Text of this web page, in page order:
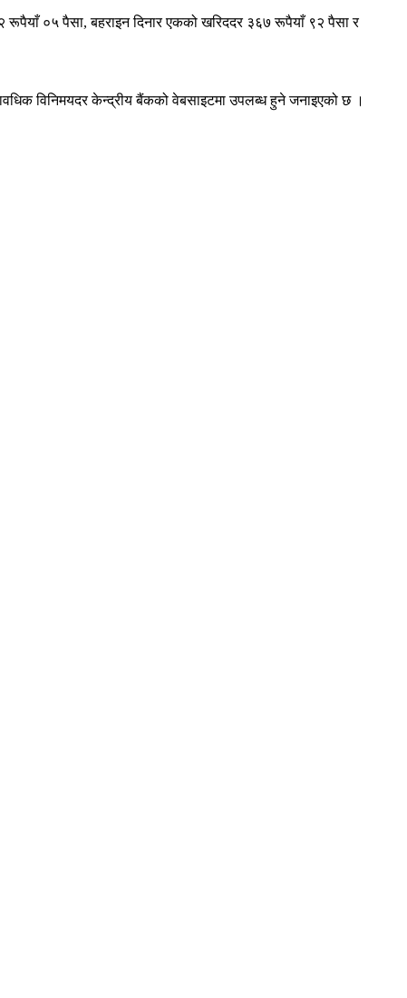
०५ पैसा, बहराइन दिनार एकको खरिददर ३६७ रूपैयाँ ९२ पैसा र
विनिमयदर केन्द्रीय बैंकको वेबसाइटमा उपलब्ध हुने जनाइएको छ ।